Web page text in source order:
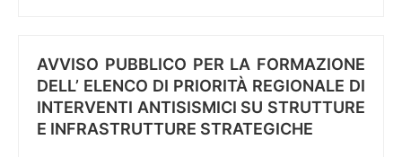
AVVISO PUBBLICO PER LA FORMAZIONE
DELL’ ELENCO DI PRIORITÀ REGIONALE DI
INTERVENTI ANTISISMICI SU STRUTTURE
E INFRASTRUTTURE STRATEGICHE